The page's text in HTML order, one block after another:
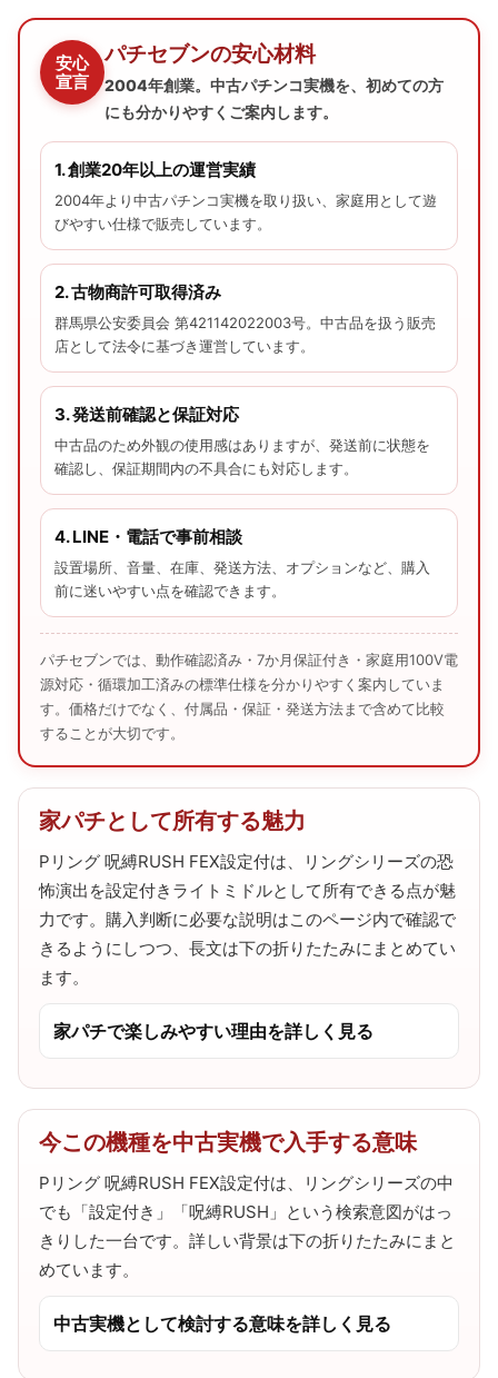
安心
宣言
パチセブンの安心材料
2004年創業。中古パチンコ実機を、初めての方
にも分かりやすくご案内します。
1. 創業20年以上の運営実績
2004年より中古パチンコ実機を取り扱い、家庭用として遊
びやすい仕様で販売しています。
2. 古物商許可取得済み
群馬県公安委員会 第421142022003号。中古品を扱う販売
店として法令に基づき運営しています。
3. 発送前確認と保証対応
中古品のため外観の使用感はありますが、発送前に状態を
確認し、保証期間内の不具合にも対応します。
4. LINE・電話で事前相談
設置場所、音量、在庫、発送方法、オプションなど、購入
前に迷いやすい点を確認できます。
パチセブンでは、動作確認済み・7か月保証付き・家庭用100V電
源対応・循環加工済みの標準仕様を分かりやすく案内していま
す。価格だけでなく、付属品・保証・発送方法まで含めて比較
することが大切です。
家パチとして所有する魅力
Pリング 呪縛RUSH FEX設定付は、リングシリーズの恐
怖演出を設定付きライトミドルとして所有できる点が魅
力です。購入判断に必要な説明はこのページ内で確認で
きるようにしつつ、長文は下の折りたたみにまとめてい
ます。
家パチで楽しみやすい理由を詳しく見る
今この機種を中古実機で入手する意味
Pリング 呪縛RUSH FEX設定付は、リングシリーズの中
でも「設定付き」「呪縛RUSH」という検索意図がはっ
きりした一台です。詳しい背景は下の折りたたみにまと
めています。
中古実機として検討する意味を詳しく見る